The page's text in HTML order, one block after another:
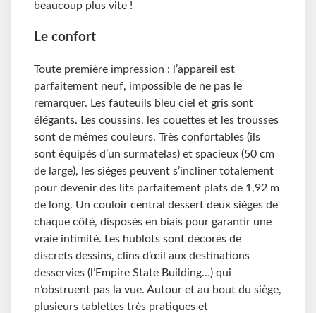
beaucoup plus vite !
Le confort
Toute première impression : l’appareil est
parfaitement neuf, impossible de ne pas le
remarquer. Les fauteuils bleu ciel et gris sont
élégants. Les coussins, les couettes et les trousses
sont de mêmes couleurs. Très confortables (ils
sont équipés d’un surmatelas) et spacieux (50 cm
de large), les sièges peuvent s’incliner totalement
pour devenir des lits parfaitement plats de 1,92 m
de long. Un couloir central dessert deux sièges de
chaque côté, disposés en biais pour garantir une
vraie intimité. Les hublots sont décorés de
discrets dessins, clins d’œil aux destinations
desservies (l’Empire State Building…) qui
n’obstruent pas la vue. Autour et au bout du siège,
plusieurs tablettes très pratiques et